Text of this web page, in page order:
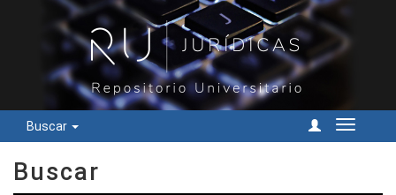
Buscar
Cambiar
Buscar